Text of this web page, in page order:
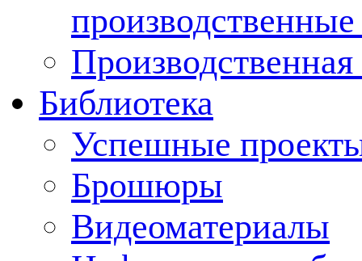
Производственная
Библиотека
Успешные
Брошюры
Видеоматериалы